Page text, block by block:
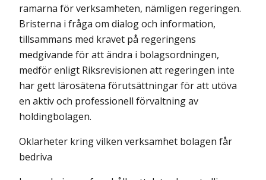
ramarna för verksamheten, nämligen regeringen.
Bristerna i fråga om dialog och information,
tillsammans med kravet på regeringens
medgivande för att ändra i bolagsordningen,
medför enligt Riksrevisionen att regeringen inte
har gett lärosätena förut­sättningar för att utöva
en aktiv och professionell förvaltning av
holdingbolagen.
Oklarheter kring vilken verksamhet bolagen får
bedriva